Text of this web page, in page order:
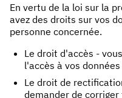
En vertu de la loi sur la
avez des droits sur vos
personne concernée.
Le droit d'accès -
l'accès à vos
Le droit de
demander de